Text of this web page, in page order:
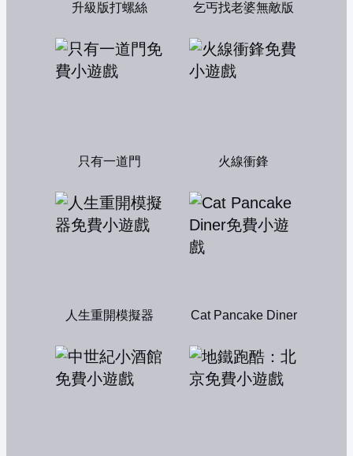
升級版打螺絲 乞丐找老婆無敵版
只有一道門 火線衝鋒
人生重開模擬器 Cat Pancake Diner